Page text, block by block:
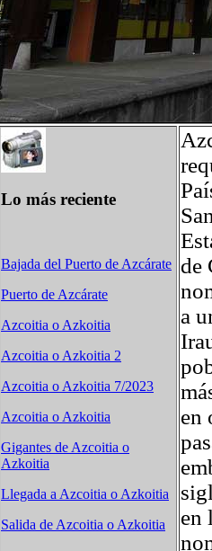
Lo más reciente
Bajada del Puerto de Azcárate
Puerto de Azcárate
Azcoitia o Azkoitia
Azcoitia o Azkoitia 2
Azcoitia o Azkoitia 7/2023
Azcoitia o Azkoitia
Gigantes de Azcoitia o
Azkoitia
Llegada a Azcoitia o Azkoitia
Salida de Azcoitia o Azkoitia
de
a
en
en